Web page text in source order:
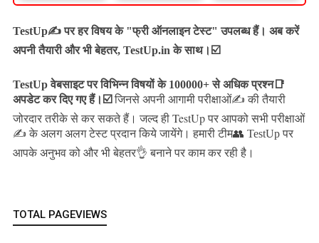
TestUp✍️ पर हर विषय के "फ्री ऑनलाइन टेस्ट" उपलब्ध हैं। अब करें
अपनी तैयारी और भी बेहतर, TestUp.in के साथ।☑️
TestUp वेबसाइट पर विभिन्न विषयों के 100000+ से अधिक प्रश्न📑
अपडेट कर दिए गए हैं। ☑️ जिनसे अपनी आगामी परीक्षाओं✍️ की तैयारी
जोरदार तरीके से कर सकते हैं।जल्द ही TestUp पर आपको सभी परीक्षाओं
✍️ के अलग अलग टेस्ट प्रदान किये जायेंगे। हमारी टीम👥 TestUp पर
आपके अनुभव को और भी बेहतर👌 बनाने पर काम कर रही है।
TOTAL PAGEVIEWS